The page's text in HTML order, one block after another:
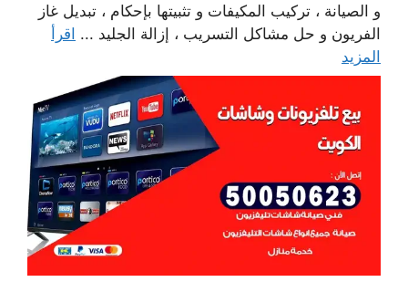
و الصيانة ، تركيب المكيفات و تثبيتها بإحكام ، تبديل غاز
الفريون و حل مشاكل التسريب ، إزالة الجليد ... اقرأ
المزيد